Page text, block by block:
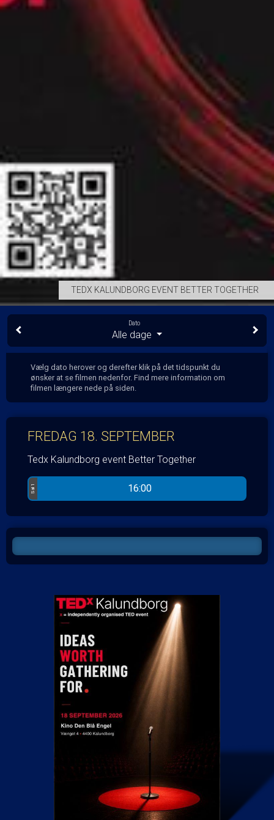
TEDX KALUNDBORG EVENT BETTER TOGETHER
Dato
Alle dage
Vælg dato herover og derefter klik på det tidspunkt du
ønsker at se filmen nedenfor. Find mere information om
filmen længere nede på siden.
FREDAG 18. SEPTEMBER
Tedx Kalundborg event Better Together
Sal 1 16:00